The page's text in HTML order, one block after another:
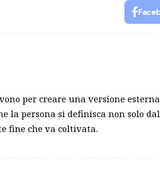
per creare una versione
la persona si definisca non solo
fine che va coltivata.